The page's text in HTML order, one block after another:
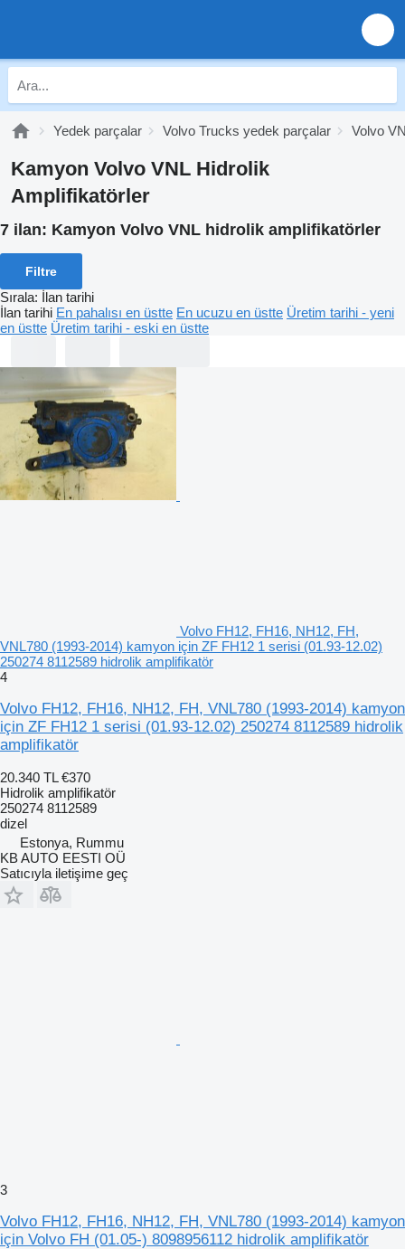
Yedek parçalar Volvo Trucks yedek parçalar Volvo
Kamyon Volvo VNL Hidrolik
Amplifikatörler
7 ilan: Kamyon Volvo VNL hidrolik amplifikatörler
Filtre
Sırala: İlan tarihi
İlan tarihi En pahalısı en üstte En ucuzu en üstte Üretim tarihi - yeni
en üstte Üretim tarihi - eski en üstte
Volvo FH12, FH16, NH12, FH,
VNL780 (1993-2014) kamyon için ZF FH12 1 serisi (01.93-12.02)
250274 8112589 hidrolik amplifikatör
4
Volvo FH12, FH16, NH12, FH, VNL780 (1993-2014) kamyon
için ZF FH12 1 serisi (01.93-12.02) 250274 8112589 hidrolik
amplifikatör
20.340 TL €370
Hidrolik amplifikatör
250274 8112589
dizel
Estonya, Rummu
KB AUTO EESTI OÜ
Satıcıyla iletişime geç
3
Volvo FH12, FH16, NH12, FH, VNL780 (1993-2014) kamyon
için Volvo FH (01.05-) 8098956112 hidrolik amplifikatör